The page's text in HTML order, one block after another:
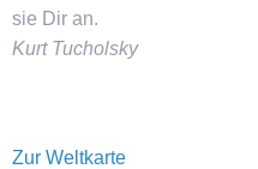
sie Dir an.
Kurt Tucholsky
Zur Weltkarte